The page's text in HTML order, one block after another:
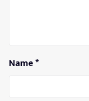
Name*